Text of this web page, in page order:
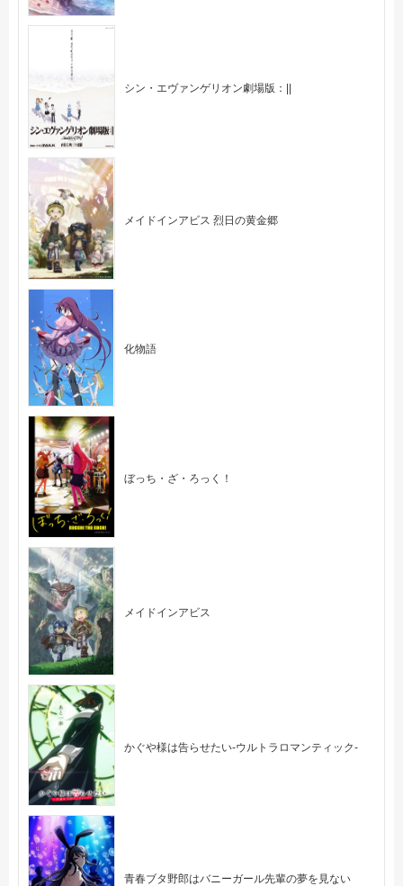
シン・エヴァンゲリオン劇場版：||
メイドインアビス 烈日の黄金郷
化物語
ぼっち・ざ・ろっく！
メイドインアビス
かぐや様は告らせたい-ウルトラロマンティック-
青春ブタ野郎はバニーガール先輩の夢を見ない